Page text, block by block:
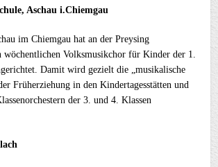
Aschau i.Chiemgau
im Chiemgau hat an der Preysing
wöchentlichen Volksmusikchor für Kinder der 1.
Damit wird gezielt die „musikalische
Früherziehung in den Kindertagesstätten und
der 3. und 4. Klassen